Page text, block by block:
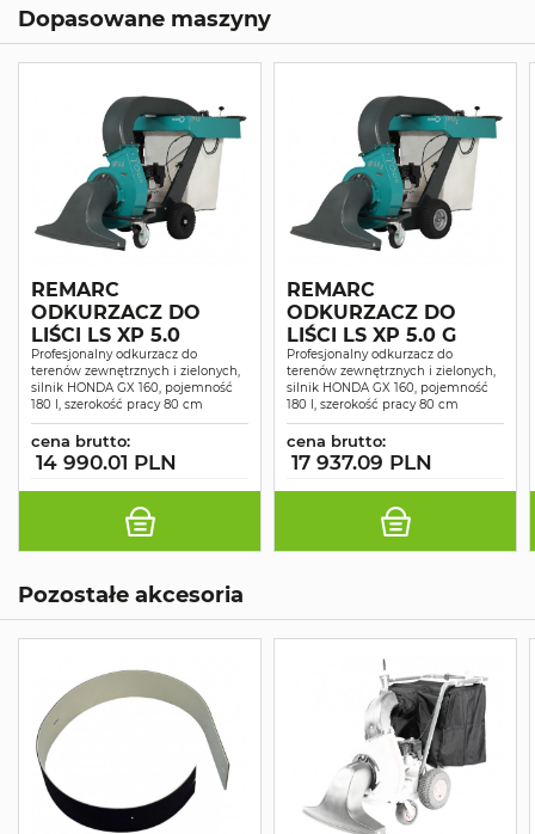
Dopasowane maszyny
REMARC
ODKURZACZ DO
LIŚCI LS XP 5.0
Profesjonalny odkurzacz do
terenów zewnętrznych i zielonych,
silnik HONDA GX 160, pojemność
180 l, szerokość pracy 80 cm
cena brutto:
14 990.01 PLN
REMARC
ODKURZACZ DO
LIŚCI LS XP 5.0 G
Profesjonalny odkurzacz do
terenów zewnętrznych i zielonych,
silnik HONDA GX 160, pojemność
180 l, szerokość pracy 80 cm
cena brutto:
17 937.09 PLN
Pozostałe akcesoria